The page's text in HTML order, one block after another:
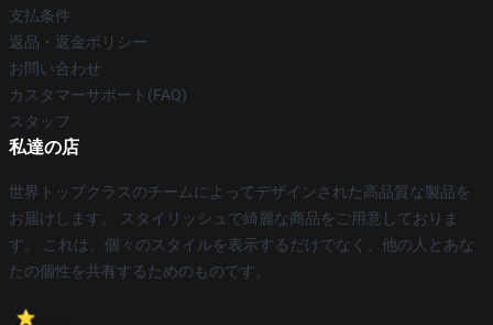
支払条件
返品・返金ポリシー
お問い合わせ
カスタマーサポート(FAQ)
スタッフ
私達の店
世界トップクラスのチームによってデザインされた高品質な製品を
お届けします。 スタイリッシュで綺麗な商品をご用意しておりま
す。 これは、個々のスタイルを表示するだけでなく、他の人とあな
たの個性を共有するためのものです。